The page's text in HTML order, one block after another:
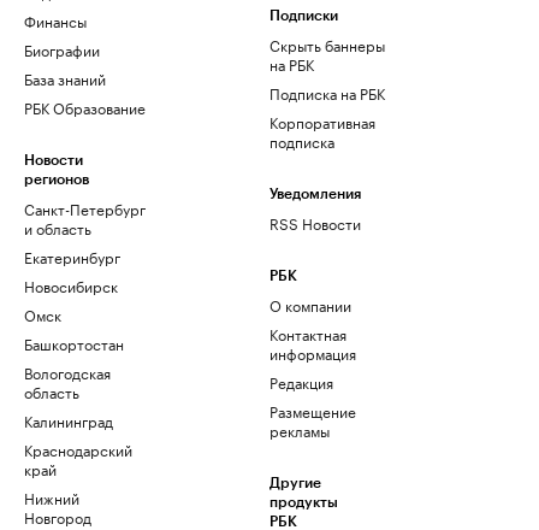
Финансы
Биографии
База знаний
РБК Образование
Новости
регионов
Санкт-Петербург
и область
Екатеринбург
Новосибирск
Омск
Башкортостан
Вологодская
область
Калининград
Краснодарский
край
Нижний
Новгород
Подписки
Скрыть баннеры
на РБК
Подписка на РБК
Корпоративная
подписка
Уведомления
RSS Новости
РБК
О компании
Контактная
информация
Редакция
Размещение
рекламы
Другие
продукты
РБК